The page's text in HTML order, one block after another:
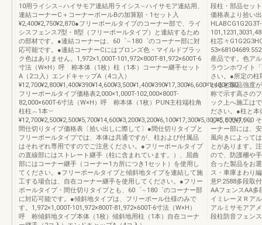
10用ライシス∼ハイサモア連結用ライシス∼ハイサモア連結用、
連結コーナーC＋コーナーポールBの加算額・1セット入
¥2,400¥2,750¥2,870●フリーポールタイプのコーナー部で、ライ
シスフェンス7型・8型（フリーポールタイプ）と連結するため
の部材です。●連結コーナーは、60゜∼180゜のコーナー部に対
応可能です。●連結コーナーCにはブロンズ色・マイルドブラッ
ク色はありません。1,972×1,000T-101,972×800T-81,972×600T-6
寸法（W×H）呼 称本体（1枚）柱（1本）コーナー継手セット
A（2コ入）エンドキャップA（4コ入）
¥12,700¥2,800¥1,400¥390¥14,600¥3,500¥1,400¥390¥17,300¥6,600¥1,400¥390
フリーポールタイプ価格表2,000×1,000T-102,000×800T-
82,000×600T-6寸法（W×H）呼 称本体（1枚）PUN主柱端柱角
柱柱︵1本︶
¥12,700¥2,500¥2,500¥5,700¥14,600¥3,200¥3,200¥6,100¥17,300¥5,800¥5,800¥7,900
間仕切りタイプ価格表〔拾い出しに際して〕●間仕切りタイプと
フリーポールタイプでは、本体は共通ですが、柱および付属品
はそれぞれ専用ですのでご注意ください。●フリーポールタイプ
の直線部にはストレート継手（柱に含まれています。）、屈曲
部にはコーナー継手（コーナー1カ所につき1セット）を使用し
てください。●フリーポールタイプと傾斜地タイプを連結して施
工する場合は、自在コーナー継手を使用してください。●フリー
ポールタイプ・間仕切りタイプとも、60゜∼180゜のコーナー部
に対応可能です。●傾斜地タイプは、フリーポール仕様のみで
す。1,972×1,000T-101,972×800T-81,972×600T-6寸法（W×H）
呼 称傾斜地タイプ本体（1枚）傾斜地用柱（1本）自在コーナ
段柱・部品セッ
価格表より拾い
柱芯々
産品です。色ア
ラウンホワイト
さい。●所定の柱
れると製品強度
称で示す高さの
ック上へ施工は
ださい。●柱と
してください。
ーナー部には、
風向きによって
とがあります。
ので、防護柵や
合った製品をお
ス・車庫まわり
意P.2588多段取
AAフェンスAA多
イミレーヌＲア
アルミサモアア
段柱防音フェン